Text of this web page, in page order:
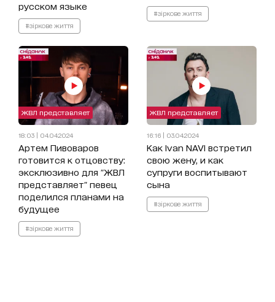
русском языке
#зіркове життя
#зіркове життя
ЖВЛ представляет
18:03 | 04.04.2024
Артем Пивоваров
готовится к отцовству:
эксклюзивно для "ЖВЛ
представляет" певец
поделился планами на
будущее
#зіркове життя
ЖВЛ представляет
16:16 | 03.04.2024
Как Ivan NAVI встретил
свою жену, и как
супруги воспитывают
сына
#зіркове життя